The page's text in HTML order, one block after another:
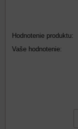
Hodnotenie produktu:
Vaše hodnotenie: